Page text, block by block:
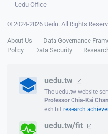
Uedu Office
© 2024-2026 Uedu. All Rights
About Us Data Governance
Policy
Data Security
uedu.tw
The uedu.tw website
Professor Chia-Kai
exhibit research
uedu.tw/fit